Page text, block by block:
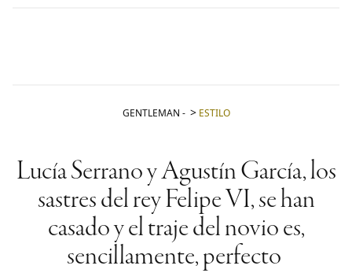
GENTLEMAN - ESTILO
Lucía Serrano y Agustín García, los
sastres del rey Felipe VI, se han
casado y el traje del novio es,
sencillamente, perfecto